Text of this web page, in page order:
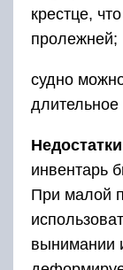
крестце,
пролежней;
судно
инвентарь
При малой
вынимании